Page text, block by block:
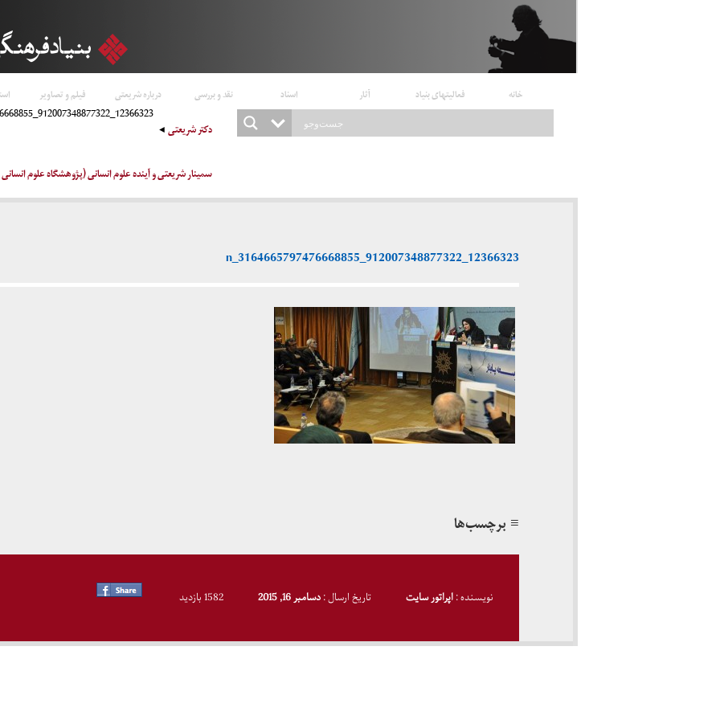
خانه فعالیتهای بنیاد آثار اسناد نقد و بررسی درباره شریعتی فیلم و تصاویر
دکتر شریعتی
سمینار شریعتی و آینده علوم انسانی (پژوهشگاه علوم انسانی و
12366323_912007348877322_3164665797476668855_n
12366323_912007348877322_3164665797476668855_n
≡ برچسب‌ها
نویسنده :اپراتور سایت تاریخ ارسال :دسامبر 16, 2015 1582 بازدید